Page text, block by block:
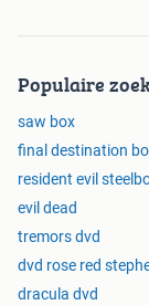
Populaire
saw box
final destination
resident evil
evil dead
tremors dvd
dvd rose red
dracula dvd